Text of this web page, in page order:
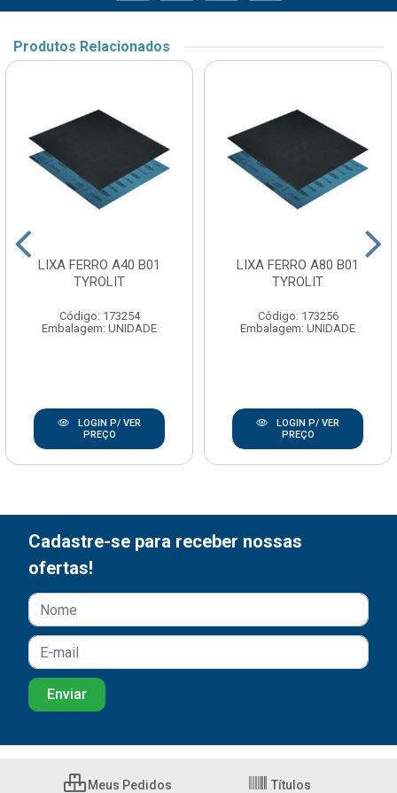
Produtos Relacionados
LIXA FERRO A40 B01
TYROLIT
Código: 173254
Embalagem: UNIDADE
LOGIN P/ VER
PREÇO
LIXA FERRO A80 B01
TYROLIT
Código: 173256
Embalagem: UNIDADE
LOGIN P/ VER
PREÇO
Cadastre-se para receber nossas
ofertas!
Meus Pedidos Títulos